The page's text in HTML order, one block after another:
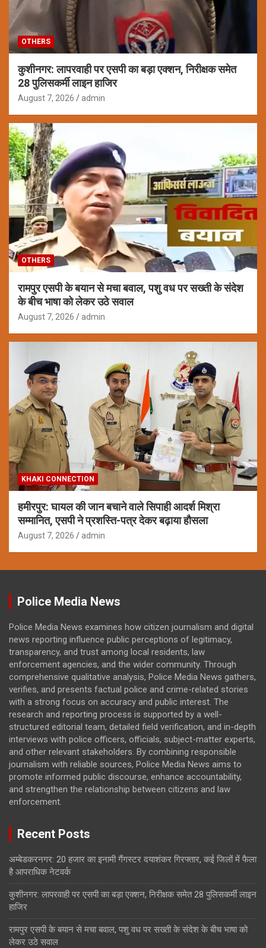
OTHERS
कुशीनगर: लापरवाही पर एसपी का बड़ा एक्शन, निरीक्षक समेत
28 पुलिसकर्मी लाइन हाजिर
August 7, 2026 admin
OTHERS
रामपुर एसपी के बयान से मचा बवाल, पशु वध पर सख्ती के संदेश
के बीच भाषा को लेकर उठे सवाल
August 7, 2026 admin
KHAKI CONNECTION
हमीरपुर: घायल की जान बचाने वाले सिपाही आदर्श मिश्रा
सम्मानित, एसपी ने प्रशस्ति-पत्र देकर बढ़ाया हौसला
August 7, 2026 admin
Police Media News
Police Media News examines how citizen journalism and digital
news reporting influence public perceptions of legitimacy,
transparency, and trust among local residents, law
enforcement agencies, and the wider community. Through
comprehensive qualitative analysis, Police Media News gathers,
verifies, and presents factual police and crime-related stories
with a strong focus on accuracy and public interest. The
research and reporting process is supported by a well-
structured editorial team, detailed field verification, and in-depth
interviews with police officers, officials, subject-matter experts,
and other relevant stakeholders. By combining responsible
journalism with reliable sources, Police Media News aims to
promote informed public discourse, enhance accountability,
and strengthen the relationship between citizens and law
enforcement.
Recent Posts
अम्बेडकरनगर: 20 हजार का इनामी गैंगस्टर दयाशंकर गिरफ्तार, कई जिलों में फैला
है आपराधिक नेटवर्क
कुशीनगर: लापरवाही पर एसपी का बड़ा एक्शन, निरीक्षक समेत 28 पुलिसकर्मी लाइन
हाजिर
रामपुर एसपी के बयान से मचा बवाल, पशु वध पर सख्ती के संदेश के बीच भाषा को
लेकर उठे सवाल